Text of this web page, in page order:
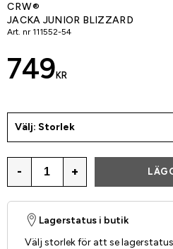
CRW®
JACKA JUNIOR BLIZZARD
Art. nr 111552-54
749 KR
Välj: Storlek
- +
Lagerstatus i butik
Välj storlek för att se